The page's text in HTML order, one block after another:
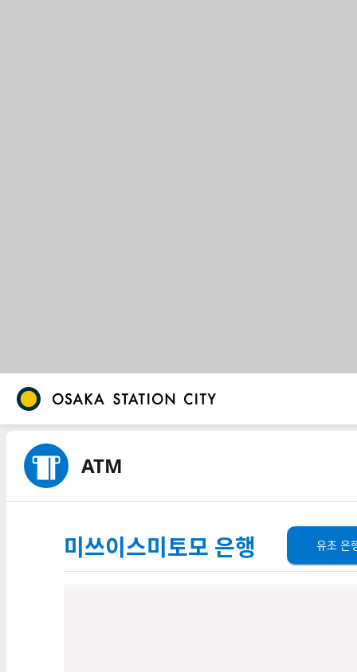
ATM
미쓰이스미토모 은행 유초 은